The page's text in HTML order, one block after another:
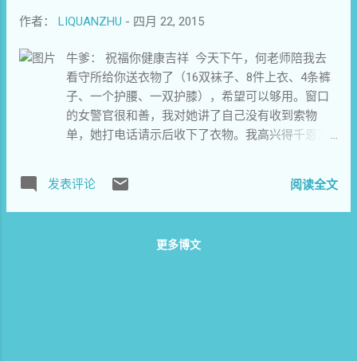
报道）
道）
作者： LIQUANZHU - 四月 22, 2015
牛爹： 祝福你健康吉祥 今天下午，何老师陪我去
看守所给你送衣物了（16双袜子、8件上衣、4条裤
子、一个护腰、一双护膝），希望可以够用。窗口
的女警官很和善，我对她讲了自己没有收到索物
单，她打电话请示后收下了衣物。我高兴得千恩万
很感动！你说过，这里的警察没有实际恶意，我信
了。 牛爹，上周四（16号），律师们对我讲了你的
时有低血糖，更为严重的是前列腺增生，排尿困
发表评论 阅读全文
更多博文